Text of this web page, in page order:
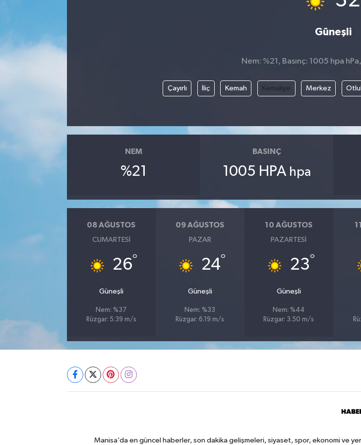
Güneşli
Nem: %21, Basınç: 1005 hpa
Çayırlı İliç Kemah Kemaliye Merkez
NEM
%21
BASINÇ
1005 HPA hpa
08 AĞUSTOS
CUMARTESI
26°
Güneşli
Nem: %37
Rüzgar: 5.39 m/s
09 AĞUSTOS
PAZAR
24°
Güneşli
Nem: %33
Rüzgar: 6.19 m/s
10 AĞUSTOS
PAZARTESI
23°
Güneşli
Nem: %44
Rüzgar: 3.50 m/s
Manisa’da en güncel haberler, son dakika gelişmeleri, siyaset, spor, ekonomi ve
Sağlık